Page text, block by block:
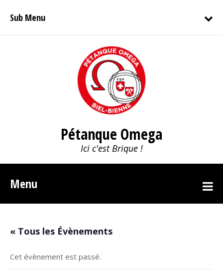
Sub Menu
Pétanque Omega
Ici c'est Brique !
Menu
« Tous les Évènements
Cet évènement est passé.